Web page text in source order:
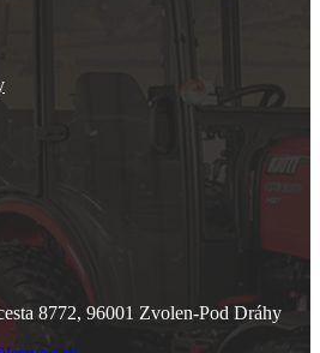
8772, 96001 Zvolen-Pod Dráhy